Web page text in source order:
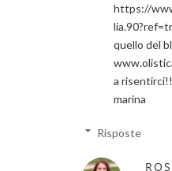
https://
quello del
a
marina
Risposte